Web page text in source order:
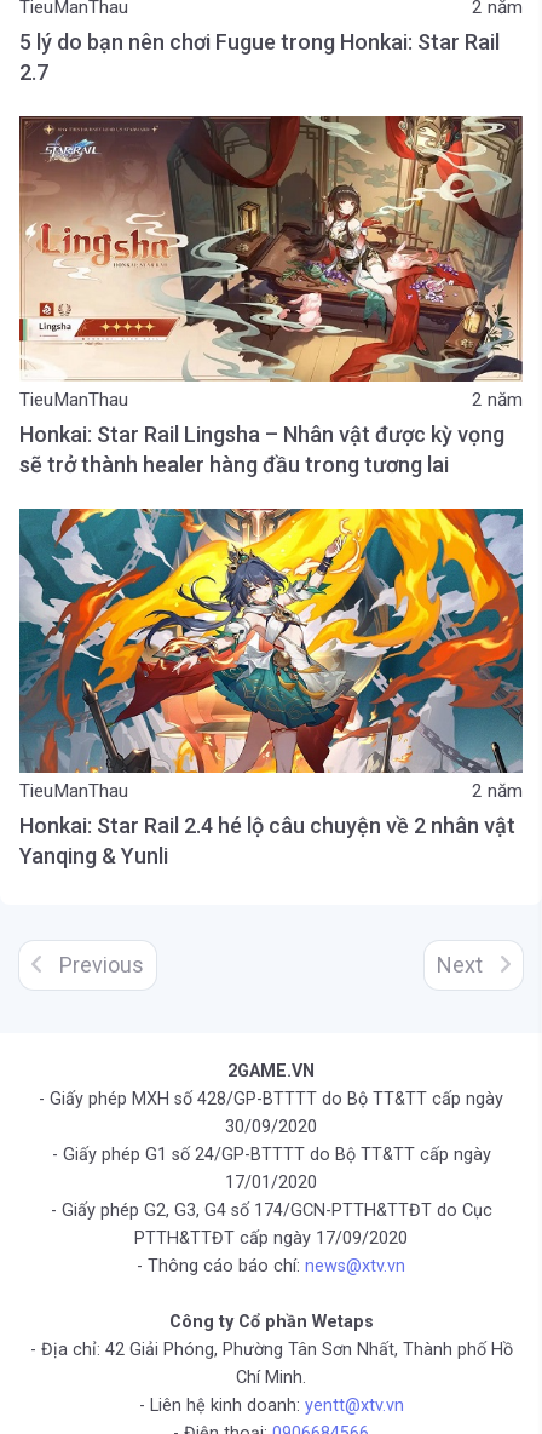
TieuManThau 2 năm
5 lý do bạn nên chơi Fugue trong Honkai: Star Rail
2.7
TieuManThau 2 năm
Honkai: Star Rail Lingsha – Nhân vật được kỳ vọng
sẽ trở thành healer hàng đầu trong tương lai
TieuManThau 2 năm
Honkai: Star Rail 2.4 hé lộ câu chuyện về 2 nhân vật
Yanqing & Yunli
Previous Next
2GAME.VN
- Giấy phép MXH số 428/GP-BTTTT do Bộ TT&TT cấp ngày
30/09/2020
- Giấy phép G1 số 24/GP-BTTTT do Bộ TT&TT cấp ngày
17/01/2020
- Giấy phép G2, G3, G4 số 174/GCN-PTTH&TTĐT do Cục
PTTH&TTĐT cấp ngày 17/09/2020
- Thông cáo báo chí: news@xtv.vn
Công ty Cổ phần Wetaps
- Địa chỉ: 42 Giải Phóng, Phường Tân Sơn Nhất, Thành phố Hồ
Chí Minh.
- Liên hệ kinh doanh: yentt@xtv.vn